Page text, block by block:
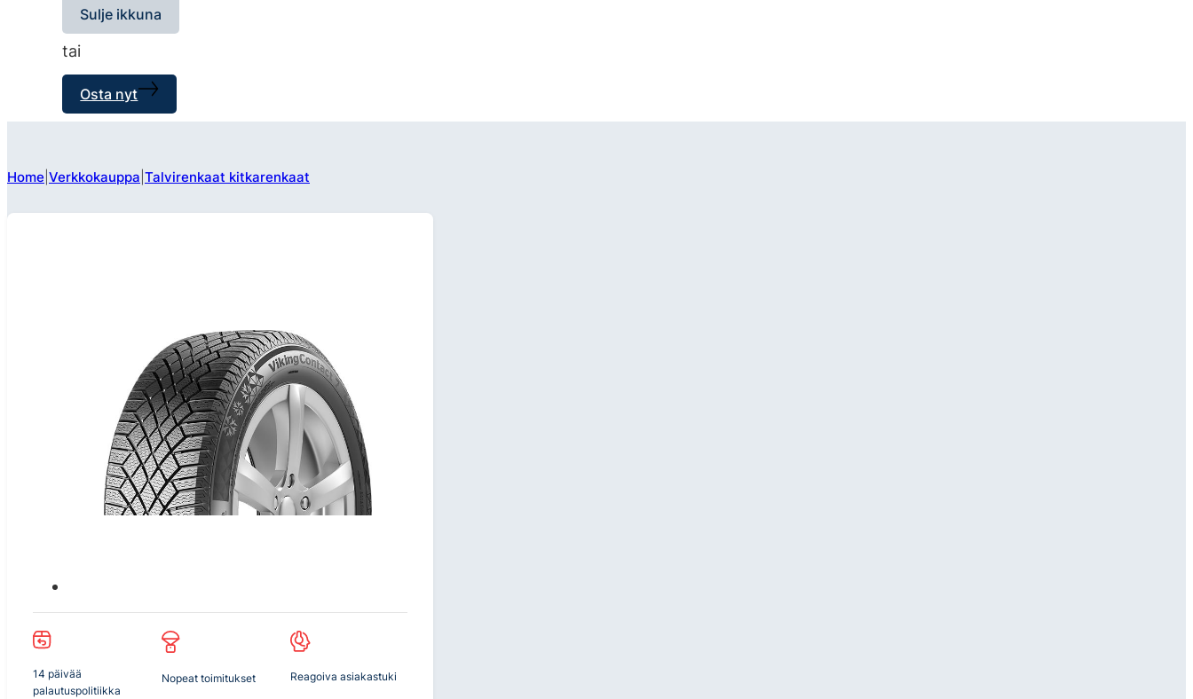
Sulje ikkuna
tai
Osta nyt
Home Verkkokauppa Talvirenkaat kitkarenkaat
14 päivää
palautuspolitiikka
Nopeat toimitukset Reagoiva asiakastuki